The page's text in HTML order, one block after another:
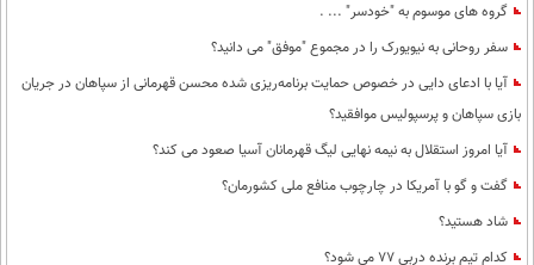
گروه های موسوم به "خودسر" ... .
سفر روحانی به نیویورک را در مجموع "موفق" می دانید؟
آیا با ادعای دایی در خصوص حمایت برنامه‌ریزی شده محسن قهرمانی از سپاهان در جریان
بازی سپاهان و پرسپولیس موافقید؟
آیا امروز استقلال به نیمه نهایی لیگ قهرمانان آسیا صعود می کند؟
گفت و گو با آمریکا در چارچوب منافع ملی کشورمان؟
شاد هستید؟
کدام تیم برنده دربی 77 می شود؟